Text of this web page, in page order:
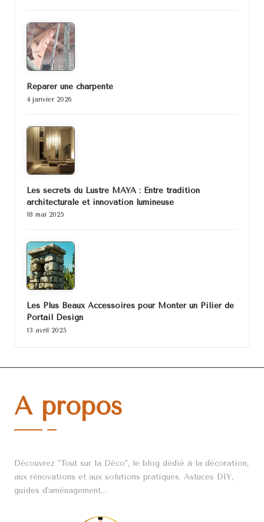
Réparer une charpente
4 janvier 2026
Les secrets du Lustre MAYA : Entre tradition
architecturale et innovation lumineuse
18 mai 2025
Les Plus Beaux Accessoires pour Monter un Pilier de
Portail Design
13 avril 2025
A propos
Découvrez "Tout sur la Déco", le blog dédié à la décoration,
aux rénovations et aux solutions pratiques. Astuces DIY,
guides d'aménagement...